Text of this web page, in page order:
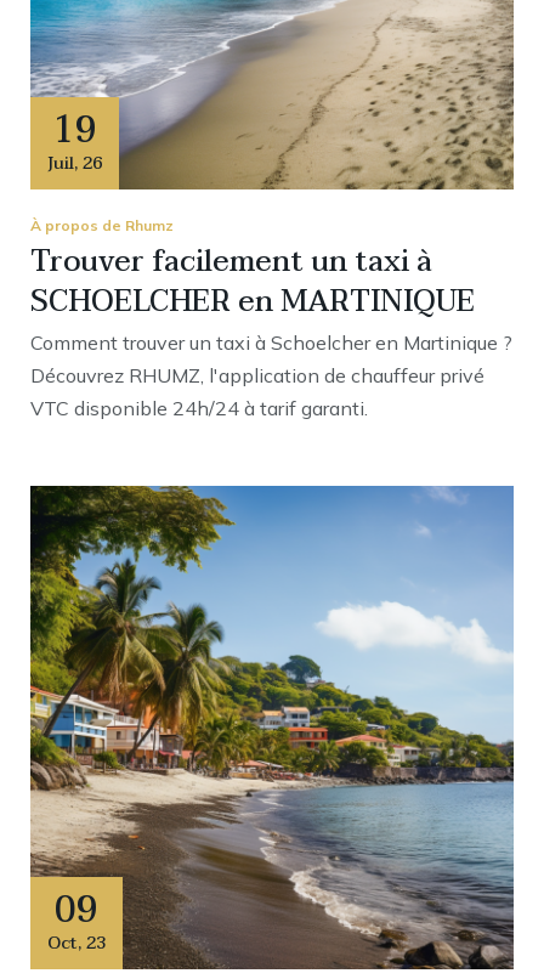
19
Juil,26
À propos de Rhumz
Trouver facilement un taxi à
SCHOELCHER en MARTINIQUE
Comment trouver un taxi à Schoelcher en Martinique ?
Découvrez RHUMZ, l'application de chauffeur privé
VTC disponible 24h/24 à tarif garanti.
09
Oct,23